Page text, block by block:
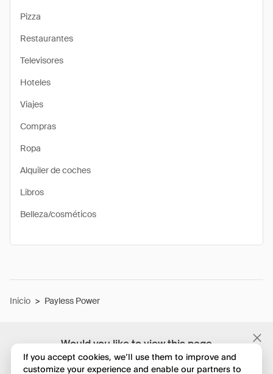
Would you like to view this page
in English?
Pizza
Restaurantes
Televisores
Hoteles
Viajes
Compras
Ropa
Alquiler de coches
Libros
Belleza/cosméticos
Inicio > Payless Power
If you accept cookies, we’ll use them to improve and
customize your experience and enable our partners to